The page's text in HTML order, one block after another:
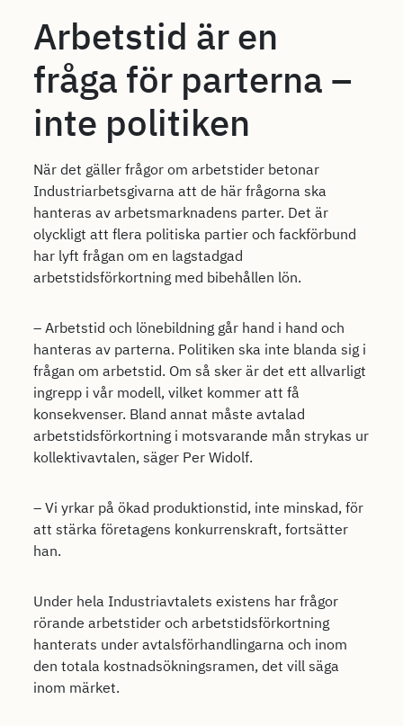
Arbetstid är en
fråga för parterna –
inte politiken
När det gäller frågor om arbetstider betonar
Industriarbetsgivarna att de här frågorna ska
hanteras av arbetsmarknadens parter. Det är
olyckligt att flera politiska partier och fackförbund
har lyft frågan om en lagstadgad
arbetstidsförkortning med bibehållen lön.
– Arbetstid och lönebildning går hand i hand och
hanteras av parterna. Politiken ska inte blanda sig i
frågan om arbetstid. Om så sker är det ett allvarligt
ingrepp i vår modell, vilket kommer att få
konsekvenser. Bland annat måste avtalad
arbetstidsförkortning i motsvarande mån strykas ur
kollektivavtalen, säger Per Widolf.
– Vi yrkar på ökad produktionstid, inte minskad, för
att stärka företagens konkurrenskraft, fortsätter
han.
Under hela Industriavtalets existens har frågor
rörande arbetstider och arbetstidsförkortning
hanterats under avtalsförhandlingarna och inom
den totala kostnadsökningsramen, det vill säga
inom märket.